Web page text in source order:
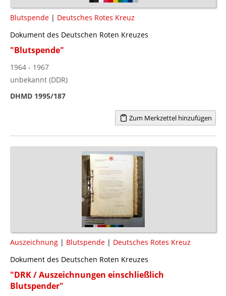
Blutspende | Deutsches Rotes Kreuz
Dokument des Deutschen Roten Kreuzes
"Blutspende"
1964 - 1967
unbekannt (DDR)
DHMD 1995/187
Zum Merkzettel hinzufügen
Auszeichnung | Blutspende | Deutsches Rotes Kreuz
Dokument des Deutschen Roten Kreuzes
"DRK / Auszeichnungen einschließlich
Blutspender"